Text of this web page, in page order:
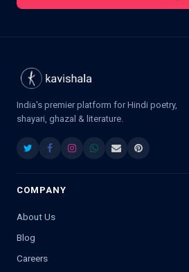
India's premier platform for Hindi poetry,
shayari, ghazal & literature.
COMPANY
About Us
Blog
Careers